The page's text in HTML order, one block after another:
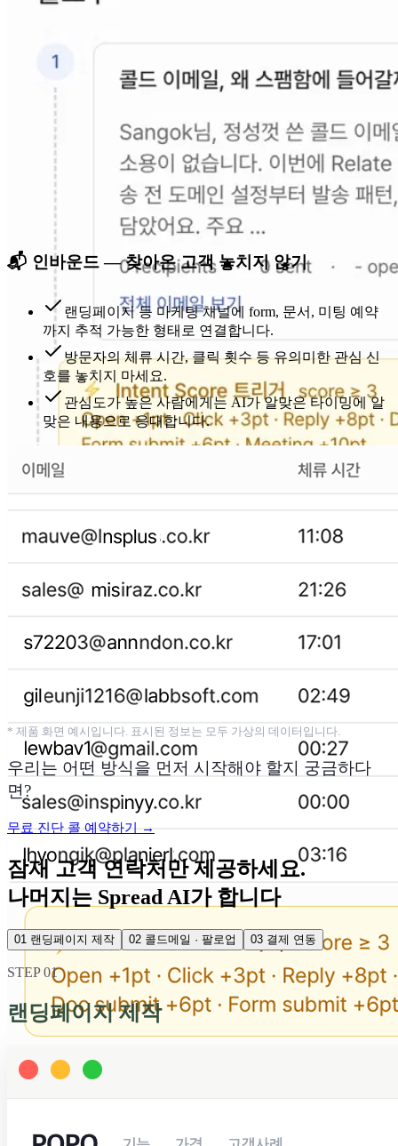
📬 인바운드 — 찾아온 고객 놓치지 않기
랜딩페이지 등 마케팅 채널에 form, 문서, 미팅 예약
까지 추적 가능한 형태 로 연결합니다.
방문자의체류 시간, 클릭 횟수등 유의미한 관심 신
호를 놓치지 마세요.
관심도가 높은 사람에게는 AI가알맞은 타이밍에 알
맞은 내용으로 응대합니다.
* 제품 화면 예시입니다. 표시된 정보는 모두 가상의 데이터입니다.
우리는 어떤 방식을 먼저 시작해야 할지 궁금하다
면?
무료 진단 콜 예약하기 →
잠재 고객 연락처만 제공하세요.
나머지는 Spread AI가 합니다
01 랜딩페이지 제작 02 콜드메일 · 팔로업 03 결제 연동
STEP01
랜딩페이지 제작